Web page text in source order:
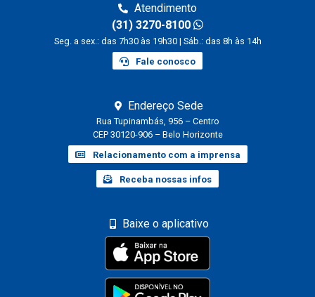
Atendimento
(31) 3270-8100
Seg. a sex.: das 7h30 às 19h30 | Sáb.: das 8h às 14h
Fale conosco
Endereço Sede
Rua Tupinambás, 956 – Centro
CEP 30120-906 – Belo Horizonte
Relacionamento com a imprensa
Receba nossas infos
Baixe o aplicativo